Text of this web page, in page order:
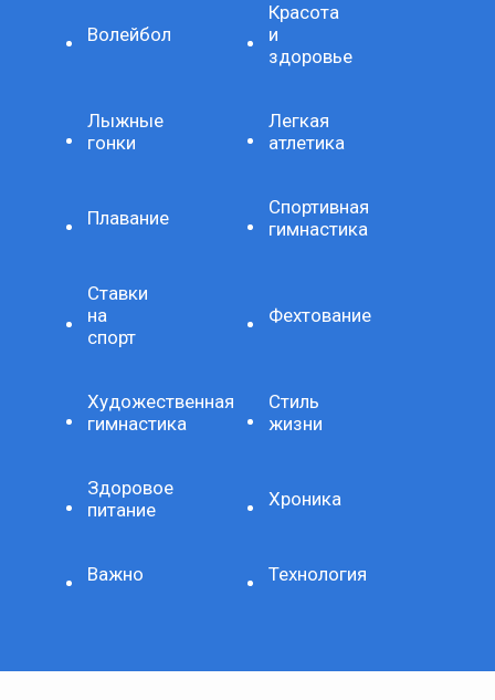
Волейбол
Красота
и
здоровье
Лыжные
гонки
Легкая
атлетика
Плавание
Спортивная
гимнастика
Ставки
на
спорт
Фехтование
Художественная
гимнастика
Стиль
жизни
Здоровое
питание
Хроника
Важно Технология